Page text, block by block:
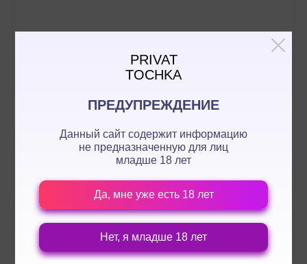
PRIVAT
TOCHKA
ПРЕДУПРЕЖДЕНИЕ
Данный сайт содержит информацию
не предназначенную для лиц
младше 18 лет
Да, мне уже есть 18 лет
Нет, я младше 18 лет